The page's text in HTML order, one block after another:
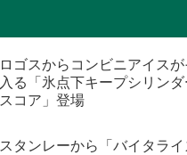
ロゴスからコンビニアイスが
入る「氷点下キープシリンダ
スコア」登場
スタンレーから「バイタラ